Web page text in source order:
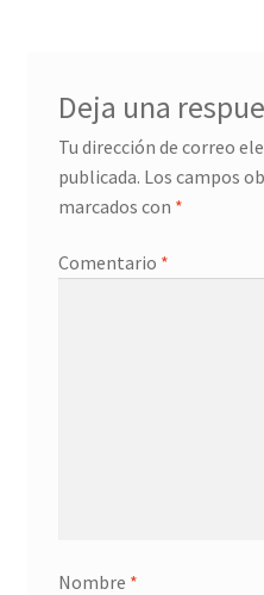
Deja una
Tu dirección de correo
publicada. Los campos
marcados con *
Comentario *
Nombre *